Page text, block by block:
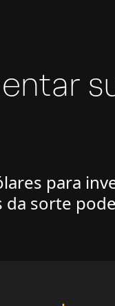
para
da sorte